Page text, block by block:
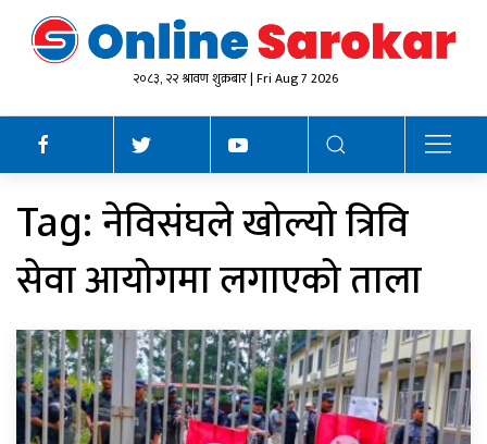
२०८३, २२ श्रावण शुक्रबार | Fri Aug 7 2026
Tag: नेविसंघले खोल्यो त्रिवि
सेवा आयोगमा लगाएको ताला